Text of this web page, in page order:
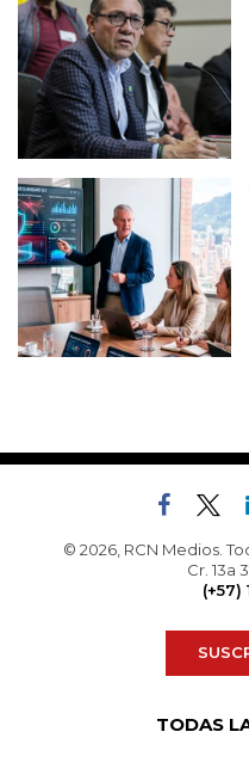
© 2026, RCN Medios.
Cr. 13a
(+57)
TODAS